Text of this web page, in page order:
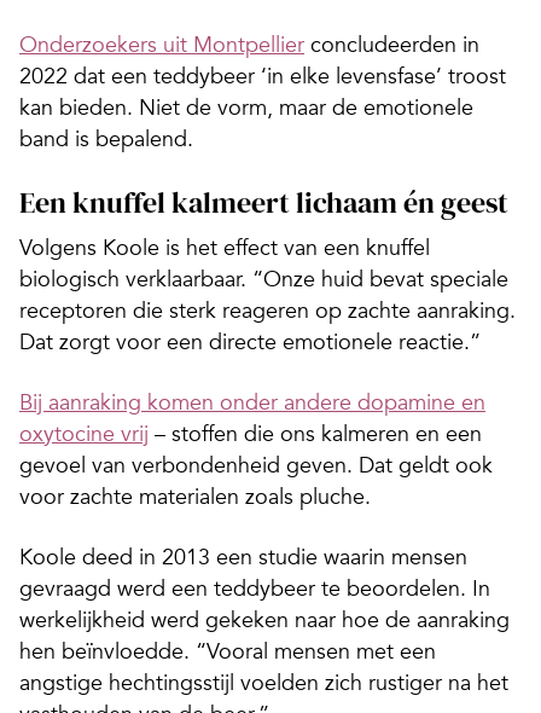
Onderzoekers uit Montpellier concludeerden in
2022 dat een teddybeer ‘in elke levensfase’ troost
kan bieden. Niet de vorm, maar de emotionele
band is bepalend.
Een knuffel kalmeert lichaam én geest
Volgens Koole is het effect van een knuffel
biologisch verklaarbaar. “Onze huid bevat speciale
receptoren die sterk reageren op zachte aanraking.
Dat zorgt voor een directe emotionele reactie.”
Bij aanraking komen onder andere dopamine en
oxytocine vrij – stoffen die ons kalmeren en een
gevoel van verbondenheid geven. Dat geldt ook
voor zachte materialen zoals pluche.
Koole deed in 2013 een studie waarin mensen
gevraagd werd een teddybeer te beoordelen. In
werkelijkheid werd gekeken naar hoe de aanraking
hen beïnvloedde. “Vooral mensen met een
angstige hechtingsstijl voelden zich rustiger na het